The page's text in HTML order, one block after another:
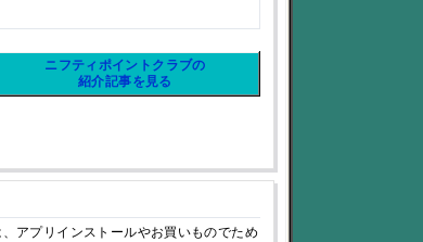
ニフティポイントクラブの
紹介記事を見る
アプリインストールやお買いものでため